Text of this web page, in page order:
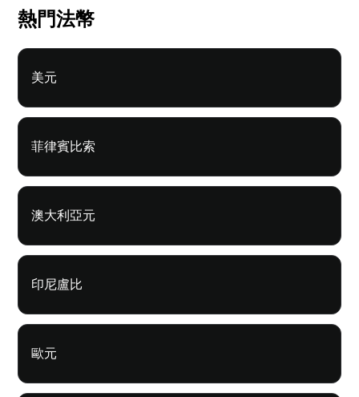
熱門法幣
美元
菲律賓比索
澳大利亞元
印尼盧比
歐元